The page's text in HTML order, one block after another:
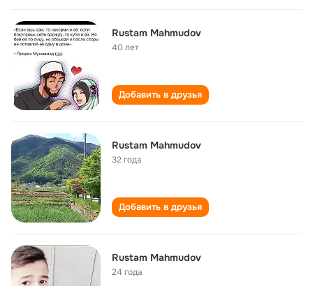
Rustam Mahmudov
40 лет
Добавить в друзья
Rustam Mahmudov
32 года
Добавить в друзья
Rustam Mahmudov
24 года